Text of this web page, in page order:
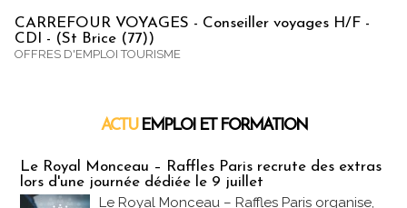
CARREFOUR VOYAGES - Conseiller voyages H/F -
CDI - (St Brice (77))
OFFRES D'EMPLOI TOURISME
ACTU EMPLOI ET FORMATION
Le Royal Monceau – Raffles Paris recrute des extras
lors d'une journée dédiée le 9 juillet
Le Royal Monceau – Raffles Paris organise,